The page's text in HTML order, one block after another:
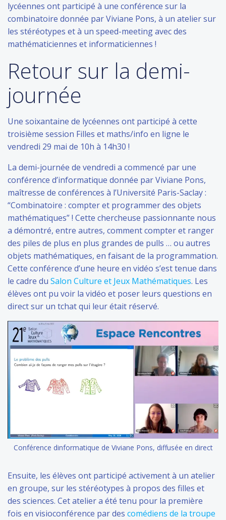
lycéennes ont participé à une conférence sur la
combinatoire donnée par Viviane Pons, à un atelier sur
les stéréotypes et à un speed-meeting avec des
mathématiciennes et informaticiennes !
Retour sur la demi-
journée
Une soixantaine de lycéennes ont participé à cette
troisième session Filles et maths/info en ligne le
vendredi 29 mai de 10h à 14h30 !
La demi-journée de vendredi a commencé par une
conférence d’informatique donnée par Viviane Pons,
maîtresse de conférences à l’Université Paris-Saclay :
“Combinatoire : compter et programmer des objets
mathématiques” ! Cette chercheuse passionnante nous
a démontré, entre autres, comment compter et ranger
des piles de plus en plus grandes de pulls … ou autres
objets mathématiques, en faisant de la programmation.
Cette conférence d’une heure en vidéo s’est tenue dans
le cadre du Salon Culture et Jeux Mathématiques. Les
élèves ont pu voir la vidéo et poser leurs questions en
direct sur un tchat qui leur était réservé.
Conférence dinformatique de Viviane Pons, diffusée en direct
Ensuite, les élèves ont participé activement à un atelier
en groupe, sur les stéréotypes à propos des filles et
des sciences. Cet atelier a été tenu pour la première
fois en visioconférence par des comédiens de la troupe